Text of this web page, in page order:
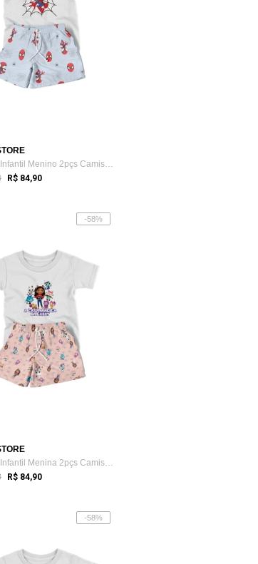
Conjunto Infantil Menino 2pçs Camiseta M...
R$ 84,90
-58%
Conjunto Infantil Menina 2pçs Camiseta M...
R$ 84,90
-58%